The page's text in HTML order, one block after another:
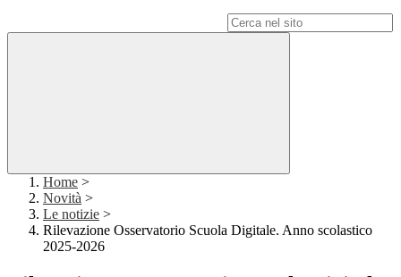
Home >
Novità >
Le notizie >
Rilevazione Osservatorio Scuola Digitale. Anno scolastico
2025-2026